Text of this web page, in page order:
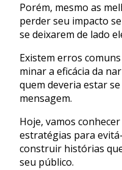
Porém, mesmo as
perder seu impacto
se deixarem de lado
Existem erros
minar a eficácia da
quem deveria estar
mensagem.
Hoje, vamos
estratégias para
construir histórias
seu público.